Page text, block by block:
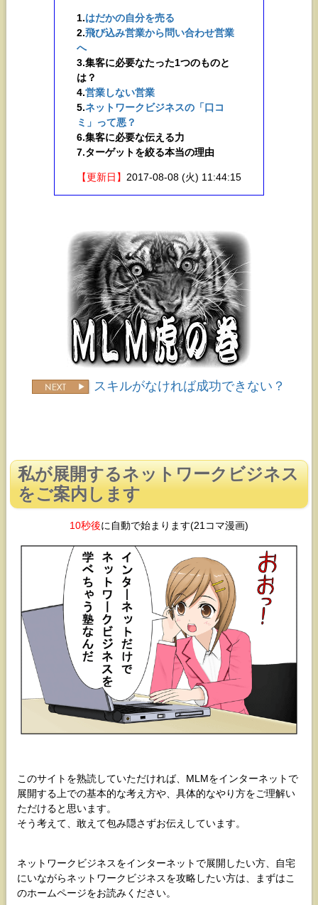
1.はだかの自分を売る
2.飛び込み営業から問い合わせ営業
へ
3.集客に必要なたった1つのものと
は？
4.営業しない営業
5.ネットワークビジネスの「口コ
ミ」って悪？
6.集客に必要な伝える力
7.ターゲットを絞る本当の理由
【更新日】 2017-08-08 (火) 11:44:15
スキルがなければ成功できない？
私が展開するネットワークビジネス
をご案内します
10秒後に自動で始まります(21コマ漫画)
このサイトを熟読していただければ、MLMをインターネットで
展開する上での基本的な考え方や、具体的なやり方をご理解い
ただけると思います。
そう考えて、敢えて包み隠さずお伝えしています。
ネットワークビジネスをインターネットで展開したい方、自宅
にいながらネットワークビジネスを攻略したい方は、まずはこ
のホームページをお読みください。